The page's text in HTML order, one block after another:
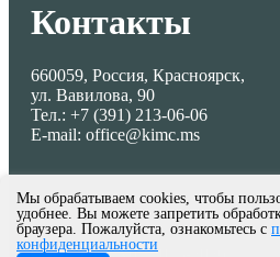
Контакты
660059, Россия, Красноярск,
ул. Вавилова, 90
Тел.: +7 (391) 213-06-06
E-mail: office@kimc.ms
Мы обрабатываем cookies, чтобы
удобнее. Вы можете запретить
браузера. Пожалуйста, ознакомьтесь с
конфиденциальности